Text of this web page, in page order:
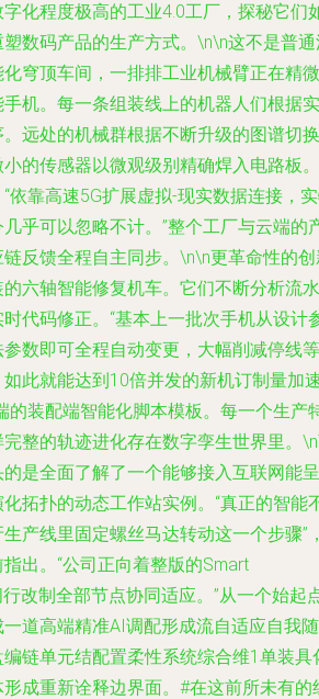
化程度极高的工业4.0工厂，探秘它们
数码产品的生产方式。\n\n这不是普
穹顶车间，一排排工业机械臂正在精微
机。每一条组装线上的机器人们根据实
远处的机械群根据不断升级的图谱切换
的传感器以微观级别精确焊入电路板。
依靠高速5G扩展虚拟-现实数据连接，
乎可以忽略不计。”整个工厂与云端的
反馈全程自主同步。\n\n更革命性的
六轴智能修复机车。它们不断分析流水
代码修正。“基本上一批次手机从设计
数即可全程自动变更，大幅削减停线等
此就能达到10倍并发的新机订制量加
的装配端智能化脚本模板。每一个生产
整的轨迹进化存在数字孪生世界里。
是全面了解了一个能够接入互联网能呈
拓扑的动态工作站实例。“真正的智能
产线里固定螺丝马达转动这一个步骤”
出。“公司正向着整版的Smart
改制全部节点协同适应。”从一个始起
道高端精准AI调配形成流自适应自我随
链单元结配置柔性系统综合维1单装具
成重新诠释边界面。#在这前所未有的